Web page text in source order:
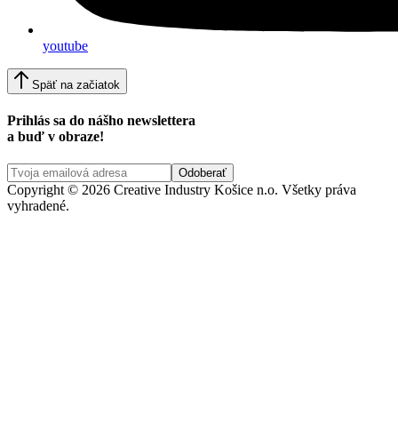
youtube
Späť na začiatok
Prihlás sa do nášho newslettera
a buď v obraze!
Copyright © 2026 Creative Industry Košice n.o. Všetky práva
vyhradené.